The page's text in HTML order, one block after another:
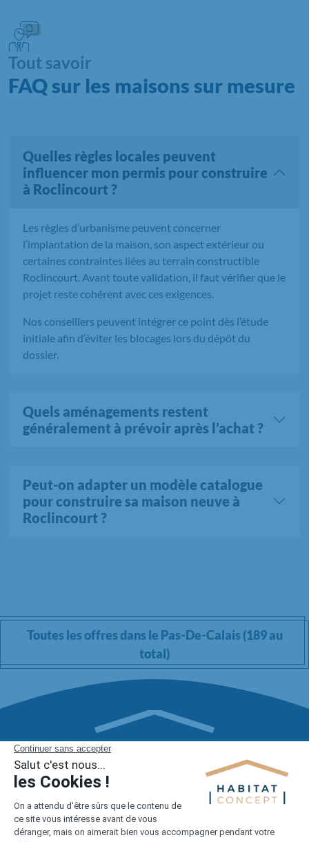
Tout savoir
FAQ sur les maisons sur mesure
Quelles règles locales peuvent
influencer mon permis pour construire
à Roclincourt ?
Les règles d’urbanisme peuvent concerner
l’implantation de la maison, son aspect extérieur ou
certaines contraintes liées au terrain constructible
Roclincourt. Avant toute validation, il faut vérifier que le
projet reste cohérent avec ces exigences.
Nos conseillers peuvent intégrer ce point dès l’étude
initiale afin d’éviter les blocages lors du dépôt du
dossier.
Quels aménagements restent
généralement à prévoir après l’achat ?
Peut-on adapter un modèle catalogue
pour construire sa maison neuve à
Roclincourt ?
Toutes les offres dans le Pas-De-Calais (189 au
total)
1er constructeur régional de maisons individuelles dans la moitié
nord de la France